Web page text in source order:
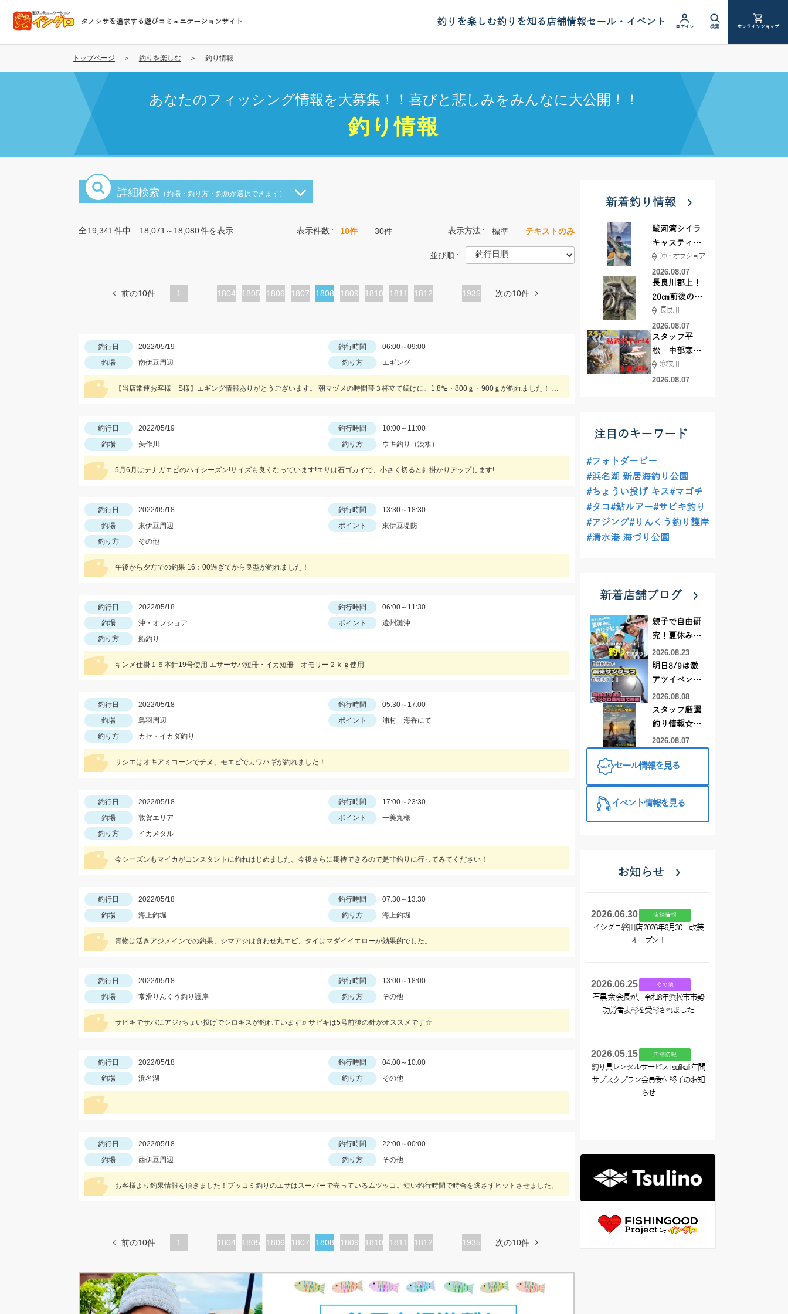
コ
テ
タノシサを追求する遊びコミュニケーションサイト 釣りを楽しむ釣りを知る店舗情報セール・イベント ログイン 検索 オンラインショップ
トップページ 釣りを楽しむ 釣り情報
あなたのフィッシング情報を大募集！！喜びと悲しみをみんなに大公開！！
釣り情報
詳細検索 （釣場・釣り方・釣魚が選択できます）
全19,341 件中 18,071～18,080件を表示 表示件数 10件 30件 表示方法 標準 テキストのみ
並び順
前の10件 1
ペ
1804
ペ
1805
ペ
1806
ペ
1807
カ
ジ
1808
ペ
1809
ペ
1810
ペ
1811
ペ
1812 1935 次の10件
釣行日 2022/05/19 釣行時間
06:00～09:00
釣場
南伊豆周辺 釣り方 エギング
【当店常連お客様 S様】エギング情報ありがとうございます。 朝マヅメの時間帯３杯立て続けに、1.8㌔・800ｇ・900ｇが釣れました！ 1.8㌔のヒットエギは【エギ王Ｋ3.5号 黒潮ＳＰ マッスルファイト】
釣行日 2022/05/19 釣行時間
10:00～11:00
釣場
矢作川 釣り方 ウキ釣り（淡水）
5月6月はテナガエビのハイシーズン!サイズも良くなっています!エサは石ゴカイで、小さく切ると針掛かりアップします!
釣行日 2022/05/18 釣行時間
13:30～18:30
釣場
東伊豆周辺 ポイント
東伊豆堤防
釣り方
その他
午後から夕方での釣果 16：00過ぎてから良型が釣れました！
釣行日 2022/05/18 釣行時間
06:00～11:30
釣場
沖・オフショア ポイント
遠州灘沖
釣り方
船釣り
キンメ仕掛１５本針19号使用 エサーサバ短冊・イカ短冊 オモリー２ｋｇ使用
釣行日 2022/05/18 釣行時間
05:30～17:00
釣場
鳥羽周辺 ポイント
浦村 海香にて
釣り方
カセ・イカダ釣り
サシエはオキアミコーンでチヌ、モエビでカワハギが釣れました！
釣行日 2022/05/18 釣行時間
17:00～23:30
釣場
敦賀エリア ポイント
一美丸様
釣り方
イカメタル
今シーズンもマイカがコンスタントに釣れはじめました。今後さらに期待できるので是非釣りに行ってみてください！
釣行日 2022/05/18 釣行時間
07:30～13:30
釣場
海上釣堀 釣り方 海上釣堀
青物は活きアジメインでの釣果、シマアジは食わせ丸エビ、タイはマダイイエローが効果的でした。
釣行日 2022/05/18 釣行時間
13:00～18:00
釣場
常滑りんくう釣り護岸 釣り方 その他
サビキでサバにアジ♪ちょい投げでシロギスが釣れています♬サビキは5号前後の針がオススメです☆
釣行日 2022/05/18 釣行時間
04:00～10:00
釣場
浜名湖 釣り方 その他
釣行日 2022/05/18 釣行時間
22:00～00:00
釣場
西伊豆周辺 釣り方 その他
お客様より釣果情報を頂きました！ブッコミ釣りのエサはスーパーで売っているムツッコ。短い釣行時間で時合を逃さずヒットさせました。
前の10件 1
ペ
1804
ペ
ジ
1805
ペ
1806
ペ
1807
カ
ト
1808
ペ
1809
ペ
1810
ペ
1811
ペ
1812 1935 次の10件
新着釣り情報
駿河湾シイラ
キャスティン
グ行ってきま
した！
沖・オフショア
2026.08.07
長良川郡上！
20㎝前後の確
率がUP！
長良川
2026.08.07
スタッフ平
松 中部寒狭
川アユ釣行
part3 18匹
寒狭川
2026.08.07
注目のキーワード
#フォトダービー
#浜名湖 新居海釣り公園
#ちょうい投げ キス#マゴチ
#タコ#鮎ルアー#サビキ釣り
#アジング#りんくう釣り護岸
#清水港 海づり公園
新着店舗ブログ
親子で自由研
究！夏休みに
釣りデビュー
2026.08.23
明日8/9は激
アツイベント
日！！！～オ
ーダー偏光グ
ラス受注会～
2026.08.08
スタッフ厳選
釣り情報☆彡
連休は何釣り
♪【イシグロ
2026.08.07
セール情報を見る
イベント情報を見る
お知らせ
2026.06.30 店舗情報
イシグロ磐田店 2026年6月30日改装
オープン！
2026.06.25 その他
石黒 衆 会長が、令和8年浜松市市勢
功労者表彰を受彰されました
2026.05.15 店舗情報
釣り具レンタルサービスTsulikali 年間
サブスクプラン会員受付終了のお知
らせ